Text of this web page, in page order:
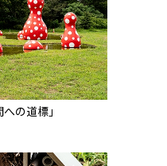
の道標」